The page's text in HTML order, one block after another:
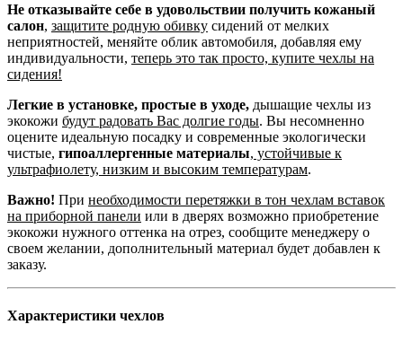
Не отказывайте себе в удовольствии получить кожаный
салон, защитите родную обивку сидений от мелких
неприятностей, меняйте облик автомобиля, добавляя ему
индивидуальности, теперь это так просто, купите чехлы на
сидения!
Легкие в установке, простые в уходе, дышащие чехлы из
экокожи будут радовать Вас долгие годы. Вы несомненно
оцените идеальную посадку и современные экологически
чистые, гипоаллергенные материалы, устойчивые к
ультрафиолету, низким и высоким температурам.
Важно! При необходимости перетяжки в тон чехлам вставок
на приборной панели или в дверях возможно приобретение
экокожи нужного оттенка на отрез, сообщите менеджеру о
своем желании, дополнительный материал будет добавлен к
заказу.
Характеристики чехлов